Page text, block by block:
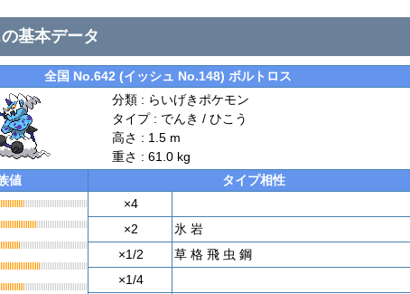
基本データ
全国 No.642 (イッシュ No.148) ボルトロス
分類 : らいげきポケモン
タイプ : でんき / ひこう
高さ : 1.5 m
重さ : 61.0 kg
値
タイプ相性
×4
×2
氷 岩
×1/2
草 格 飛 虫 鋼
×1/4